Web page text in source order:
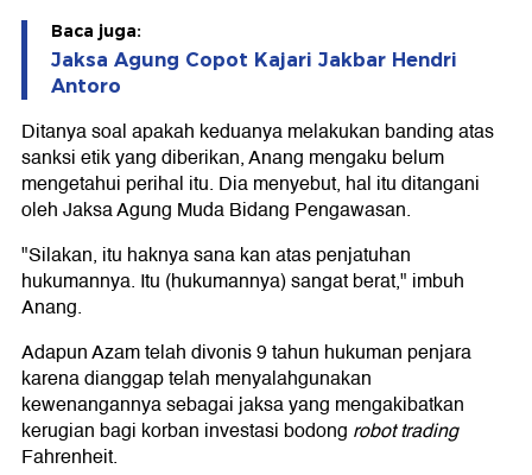
Baca juga:
Jaksa Agung Copot Kajari Jakbar Hendri
Antoro
Ditanya soal apakah keduanya melakukan banding atas
sanksi etik yang diberikan, Anang mengaku belum
mengetahui perihal itu. Dia menyebut, hal itu ditangani
oleh Jaksa Agung Muda Bidang Pengawasan.
"Silakan, itu haknya sana kan atas penjatuhan
hukumannya. Itu (hukumannya) sangat berat," imbuh
Anang.
Adapun Azam telah divonis 9 tahun hukuman penjara
karena dianggap telah menyalahgunakan
kewenangannya sebagai jaksa yang mengakibatkan
kerugian bagi korban investasi bodong robot trading
Fahrenheit.